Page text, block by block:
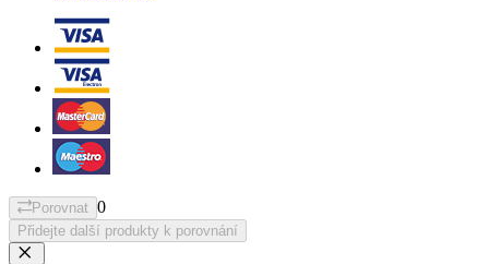
Porovnat 0
Přidejte další produkty k porovnání